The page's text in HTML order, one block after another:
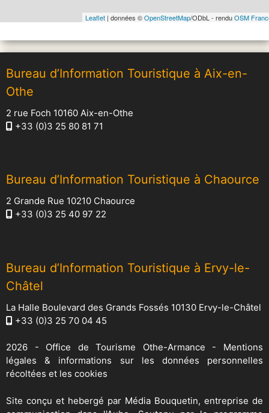
Leaflet | données ©OpenStreetMap/ODbL - renduOSM
Bureau d’Information Touristique à Aix-en-
Othe
2 rue Foch 10160 Aix-en-Othe
+33 (0)3 25 80 81 71
Bureau d’Information Touristique à Chaource
2 Grande Rue 10210 Chaource
+33 (0)3 25 40 97 22
Bureau d’Information Touristique à Ervy-le-
Châtel
La Halle Boulevard des Grands Fossés 10130 Ervy-le-Châtel
+33 (0)3 25 70 04 45
2026 - Office de Tourisme Othe-Armance - Mentions
légales & informations sur les données personnelles
récoltées et les cookies
Site conçu et hebergé par Média Bouquetin, entreprise de